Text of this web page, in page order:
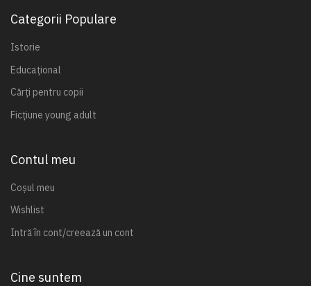
Categorii Populare
Istorie
Educațional
Cărți pentru copii
Ficțiune young adult
Contul meu
Coșul meu
Wishlist
Intră în cont/creează un cont
Cine suntem